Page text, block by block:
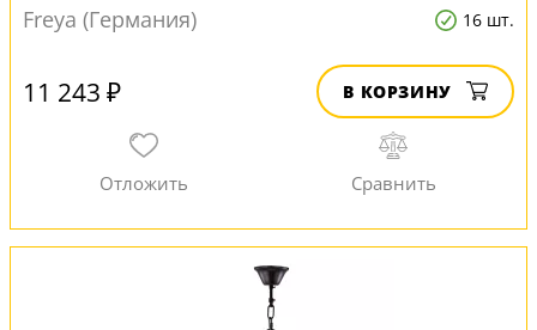
Freya (Германия) 16 шт.
11 243 ₽ В КОРЗИНУ